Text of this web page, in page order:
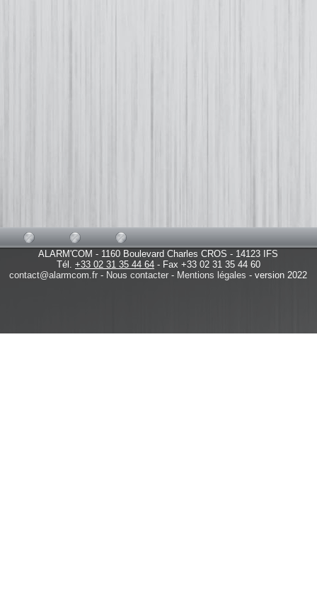
ALARM'COM - 1160 Boulevard Charles CROS - 14123 IFS
Tél. +33 02 31 35 44 64 - Fax +33 02 31 35 44 60
contact@alarmcom.fr- Nous contacter- Mentions légales- version 2022